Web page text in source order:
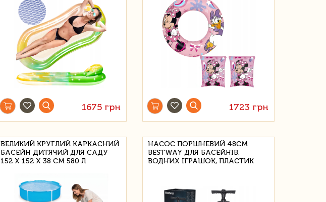
1675 грн 1723 грн
ВЕЛИКИЙ КРУГЛИЙ КАРКАСНИЙ
БАСЕЙН ДИТЯЧИЙ ДЛЯ САДУ
152 Х 152 Х 38 СМ 580 Л
НАСОС ПОРШНЕВИЙ 48СМ
BESTWAY ДЛЯ БАСЕЙНІВ,
ВОДНИХ ІГРАШОК, ПЛАСТИК